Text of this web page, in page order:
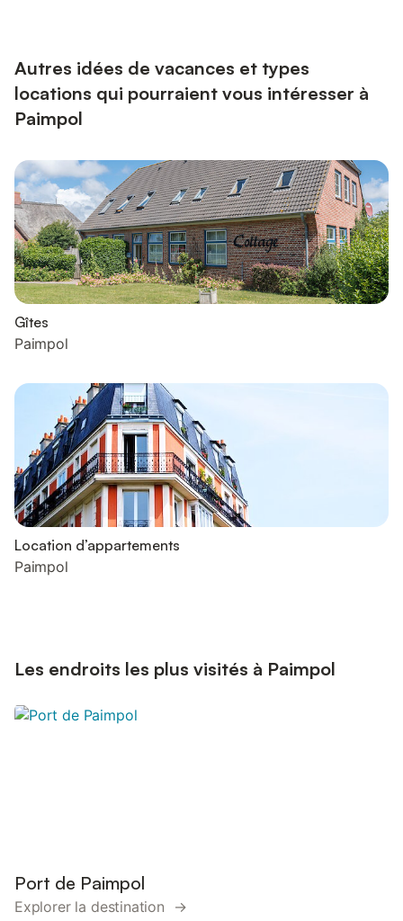
Autres idées de vacances et types
locations qui pourraient vous intéresser à
Paimpol
Gîtes
Paimpol
Location d’appartements
Paimpol
Les endroits les plus visités à Paimpol
Port de Paimpol
Explorer la destination →